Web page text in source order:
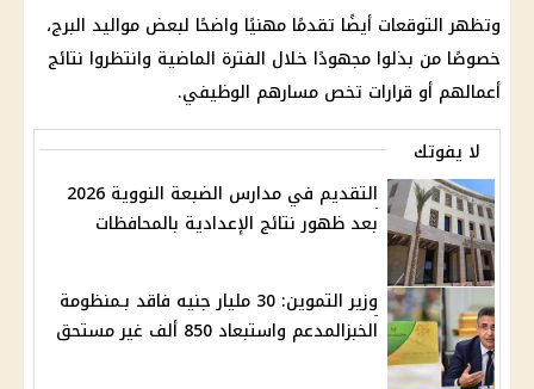
وتظهر التوقعات أيضًا تقدمًا مهنيًا واضحًا لبعض مواليد البرج،
خصوصًا من بذلوا مجهودًا خلال الفترة الماضية وانتظروا نتائج
أعمالهم أو قرارات تخص مسارهم الوظيفي.
لا يفوتك
التقديم في مدارس الضبعة النووية 2026
بعد ظهور نتائج الإعدادية بالمحافظات
وزير التموين: 30 مليار جنيه فاقد بـمنظومة
الخبزالمدعم واستبعاد 850 ألف غير مستحق